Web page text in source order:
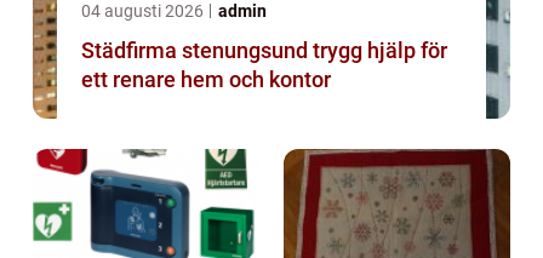
04 augusti 2026 admin
Städfirma stenungsund trygg hjälp för
ett renare hem och kontor